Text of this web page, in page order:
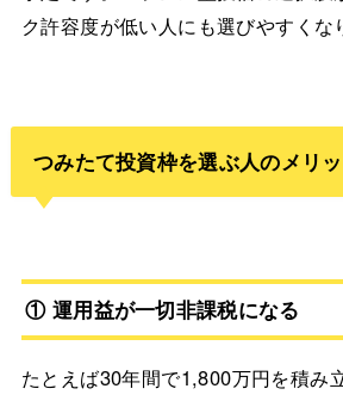
ク許容度が低い人にも選びやすくな
つみたて投資枠を選ぶ人のメリ
① 運用益が一切非課税になる
たとえば30年間で1,800万円を積み